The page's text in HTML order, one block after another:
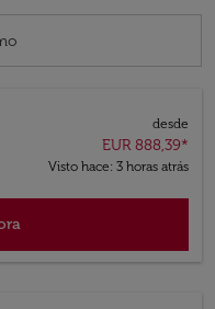
desde
EUR 888,39*
Visto hace: 3 horas atrás